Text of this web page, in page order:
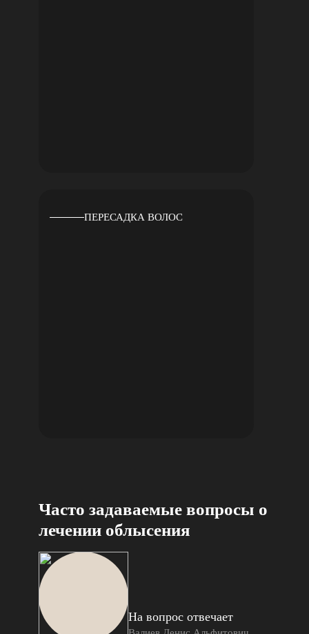
ПЕРЕСАДКА ВОЛОС
Часто задаваемые вопросы о
лечении облысения
На вопрос отвечает